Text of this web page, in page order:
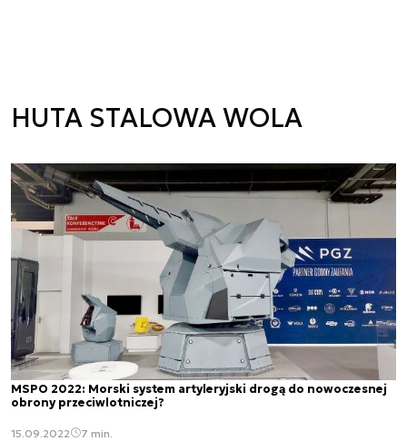
HUTA STALOWA WOLA
MSPO 2022: Morski system artyleryjski drogą do nowoczesnej
obrony przeciwlotniczej?
15.09.2022 7 min.